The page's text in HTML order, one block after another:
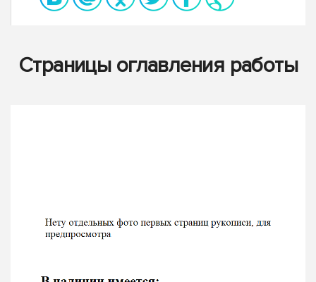
Страницы оглавления работы